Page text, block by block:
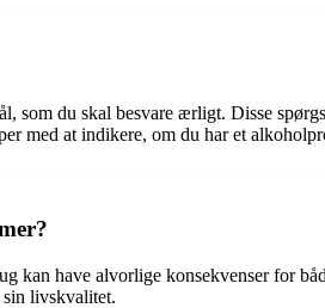
som du skal besvare ærligt. Disse
med at indikere, om du har et
kan have alvorlige konsekvenser for
livskvalitet.